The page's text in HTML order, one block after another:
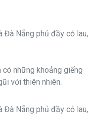
có những khoảng giếng
với thiên nhiên.